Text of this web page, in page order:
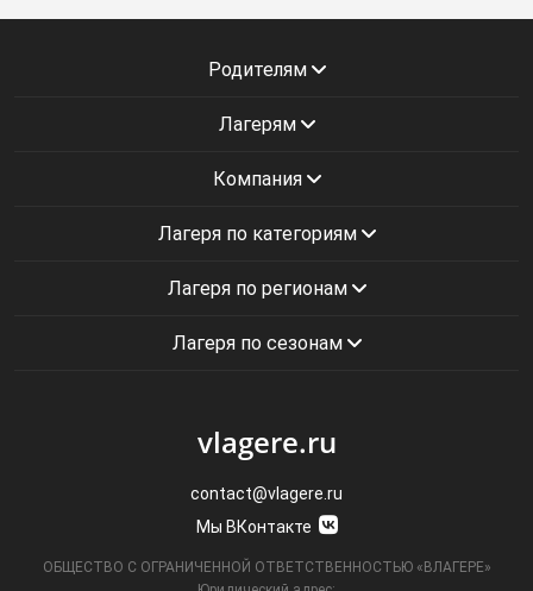
Родителям
Лагерям
Компания
Лагеря по категориям
Лагеря по регионам
Лагеря по сезонам
vlagere.ru
contact@vlagere.ru
Мы ВКонтакте
ОБЩЕСТВО С ОГРАНИЧЕННОЙ ОТВЕТСТВЕННОСТЬЮ «ВЛАГЕРЕ»